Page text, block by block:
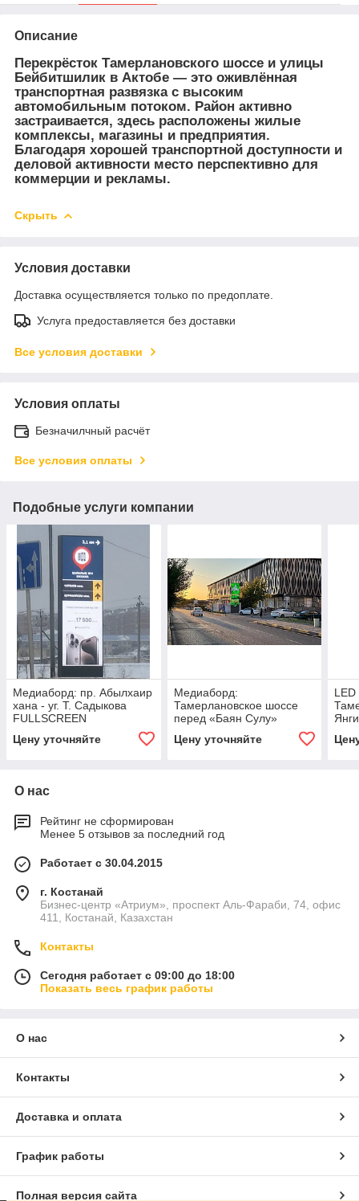
Описание
Перекрёсток Тамерлановского шоссе и улицы
Бейбитшилик в Актобе — это оживлённая
транспортная развязка с высоким
автомобильным потоком. Район активно
застраивается, здесь расположены жилые
комплексы, магазины и предприятия.
Благодаря хорошей транспортной доступности и
деловой активности место перспективно для
коммерции и рекламы.
Скрыть
Условия доставки
Доставка осуществляется только по предоплате.
Услуга предоставляется без доставки
Все условия доставки
Условия оплаты
Безначилчный расчёт
Все условия оплаты
Подобные услуги компании
Медиаборд: пр. Абылхаир
хана - уг. Т. Садыкова
FULLSCREEN
Цену уточняйте
Медиаборд:
Тамерлановское шоссе
перед «Баян Сулу»
Цену уточняйте
LED
О нас
Рейтинг не сформирован
Менее 5 отзывов за последний год
Работает с 30.04.2015
г. Костанай
Бизнес-центр «Атриум», проспект Аль-Фараби, 74, офис
411, Костанай, Казахстан
Контакты
Сегодня работает с 09:00 до 18:00
Показать весь график работы
О нас
Контакты
Доставка и оплата
График работы
Полная версия сайта